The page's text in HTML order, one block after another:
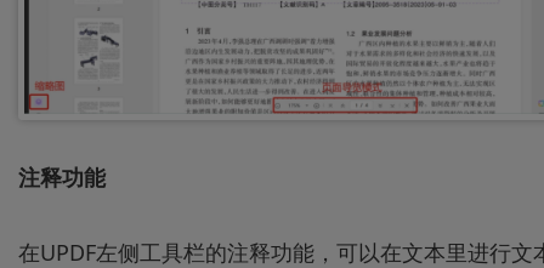
注释功能
在UPDF左侧工具栏的注释功能，可以在文本里进行文